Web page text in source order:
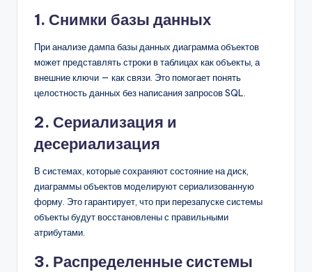
1. Снимки базы данных
При анализе дампа базы данных диаграмма объектов
может представлять строки в таблицах как объекты, а
внешние ключи — как связи. Это помогает понять
целостность данных без написания запросов SQL.
2. Сериализация и
десериализация
В системах, которые сохраняют состояние на диск,
диаграммы объектов моделируют сериализованную
форму. Это гарантирует, что при перезапуске системы
объекты будут восстановлены с правильными
атрибутами.
3. Распределенные системы